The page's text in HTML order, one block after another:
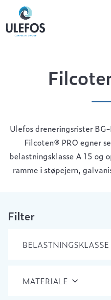
>>>
Ulefos dreneringsrister
Filcoten® PRO egner
belastningsklasse A 15 og
ramme i støpejern,
Filter
BELASTNINGSKLASSE
MATERIALE